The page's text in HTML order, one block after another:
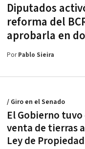
Diputados
reforma del
aprobarla en
PorPablo Sieira
El Gobierno
venta de tierras
Ley de
/ Giro en el Senado